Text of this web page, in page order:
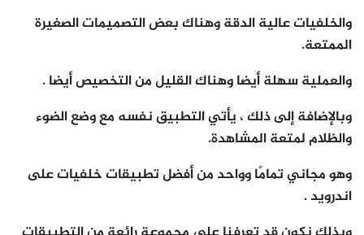
والخلفيات عالية الدقة وهناك بعض التصميمات الصغيرة
الممتعة.
والعملية سهلة أيضا وهناك القليل من التخصيص أيضا .
وبالإضافة إلى ذلك ، يأتي التطبيق نفسه مع وضع الضوء
والظلام لمتعة المشاهدة.
وهو مجاني تمامًا وواحد من أفضل تطبيقات خلفيات على
اندرويد .